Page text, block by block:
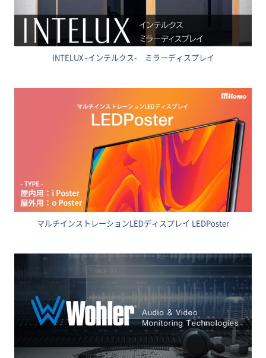
INTELUX -インテルクス- ミラーディスプレイ
マルチインストレーションLEDディスプレイ LEDPoster